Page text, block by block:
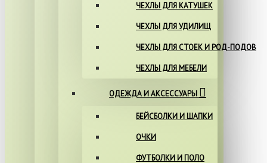
ЧЕХЛЫ ДЛЯ КАТУШЕК
ЧЕХЛЫ ДЛЯ УДИЛИЩ
ЧЕХЛЫ ДЛЯ СТОЕК И РОД-ПОДОВ
ЧЕХЛЫ ДЛЯ МЕБЕЛИ
ОДЕЖДА И АКСЕССУАРЫ
БЕЙСБОЛКИ И ШАПКИ
ОЧКИ
ФУТБОЛКИ И ПОЛО